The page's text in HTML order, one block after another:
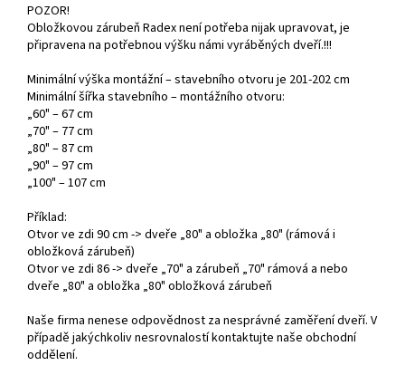
POZOR!
Obložkovou zárubeň Radex není potřeba nijak upravovat, je
připravena na potřebnou výšku námi vyráběných dveří.!!!
Minimální výška montážní – stavebního otvoru je 201-202 cm
Minimální šířka stavebního – montážního otvoru:
„60" – 67 cm
„70" – 77 cm
„80" – 87 cm
„90" – 97 cm
„100" – 107 cm
Příklad:
Otvor ve zdi 90 cm -> dveře „80" a obložka „80" (rámová i
obložková zárubeň)
Otvor ve zdi 86 -> dveře „70" a zárubeň „70" rámová a nebo
dveře „80" a obložka „80" obložková zárubeň
Naše firma nenese odpovědnost za nesprávné zaměření dveří. V
případě jakýchkoliv nesrovnalostí kontaktujte naše obchodní
oddělení.